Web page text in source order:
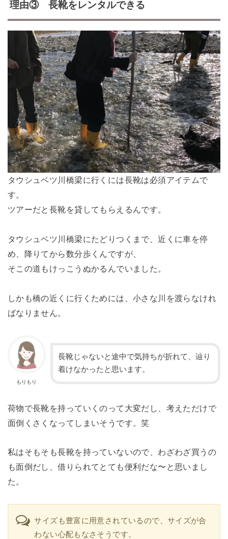
理由③ 長靴をレンタルできる
タウシュベツ川橋梁に行くには長靴は必須アイテムで
す。
ツアーだと長靴を貸してもらえるんです。
タウシュベツ川橋梁にたどりつくまで、近くに車を停
め、降りてから数分歩くんですが、
そこの道もけっこうぬかるんでいました。
しかも橋の近くに行くためには、小さな川を渡らなけれ
ばなりません。
もりもり
長靴じゃないと途中で気持ちが折れて、辿り
着けなかったと思います。
荷物で長靴を持っていくのって大変だし、考えただけで
面倒くさくなってしまいそうです。笑
私はそもそも長靴を持っていないので、わざわざ買うの
も面倒だし、借りられてとても便利だな〜と思いまし
た。
サイズも豊富に用意されているので、サイズが合
わない心配もなさそうです。